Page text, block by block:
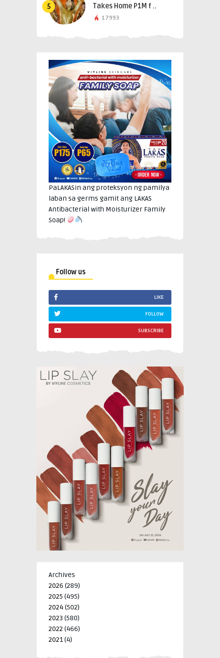
5
Takes Home P1M f ..
17993
PaLAKASin ang proteksyon ng pamilya
laban sa germs gamit ang LAKAS
Antibacterial with Moisturizer Family
Soap!
Follow us
LIKE
FOLLOW
SUBSCRIBE
Archives
2026 (289)
2025 (495)
2024 (502)
2023 (580)
2022 (466)
2021(4)